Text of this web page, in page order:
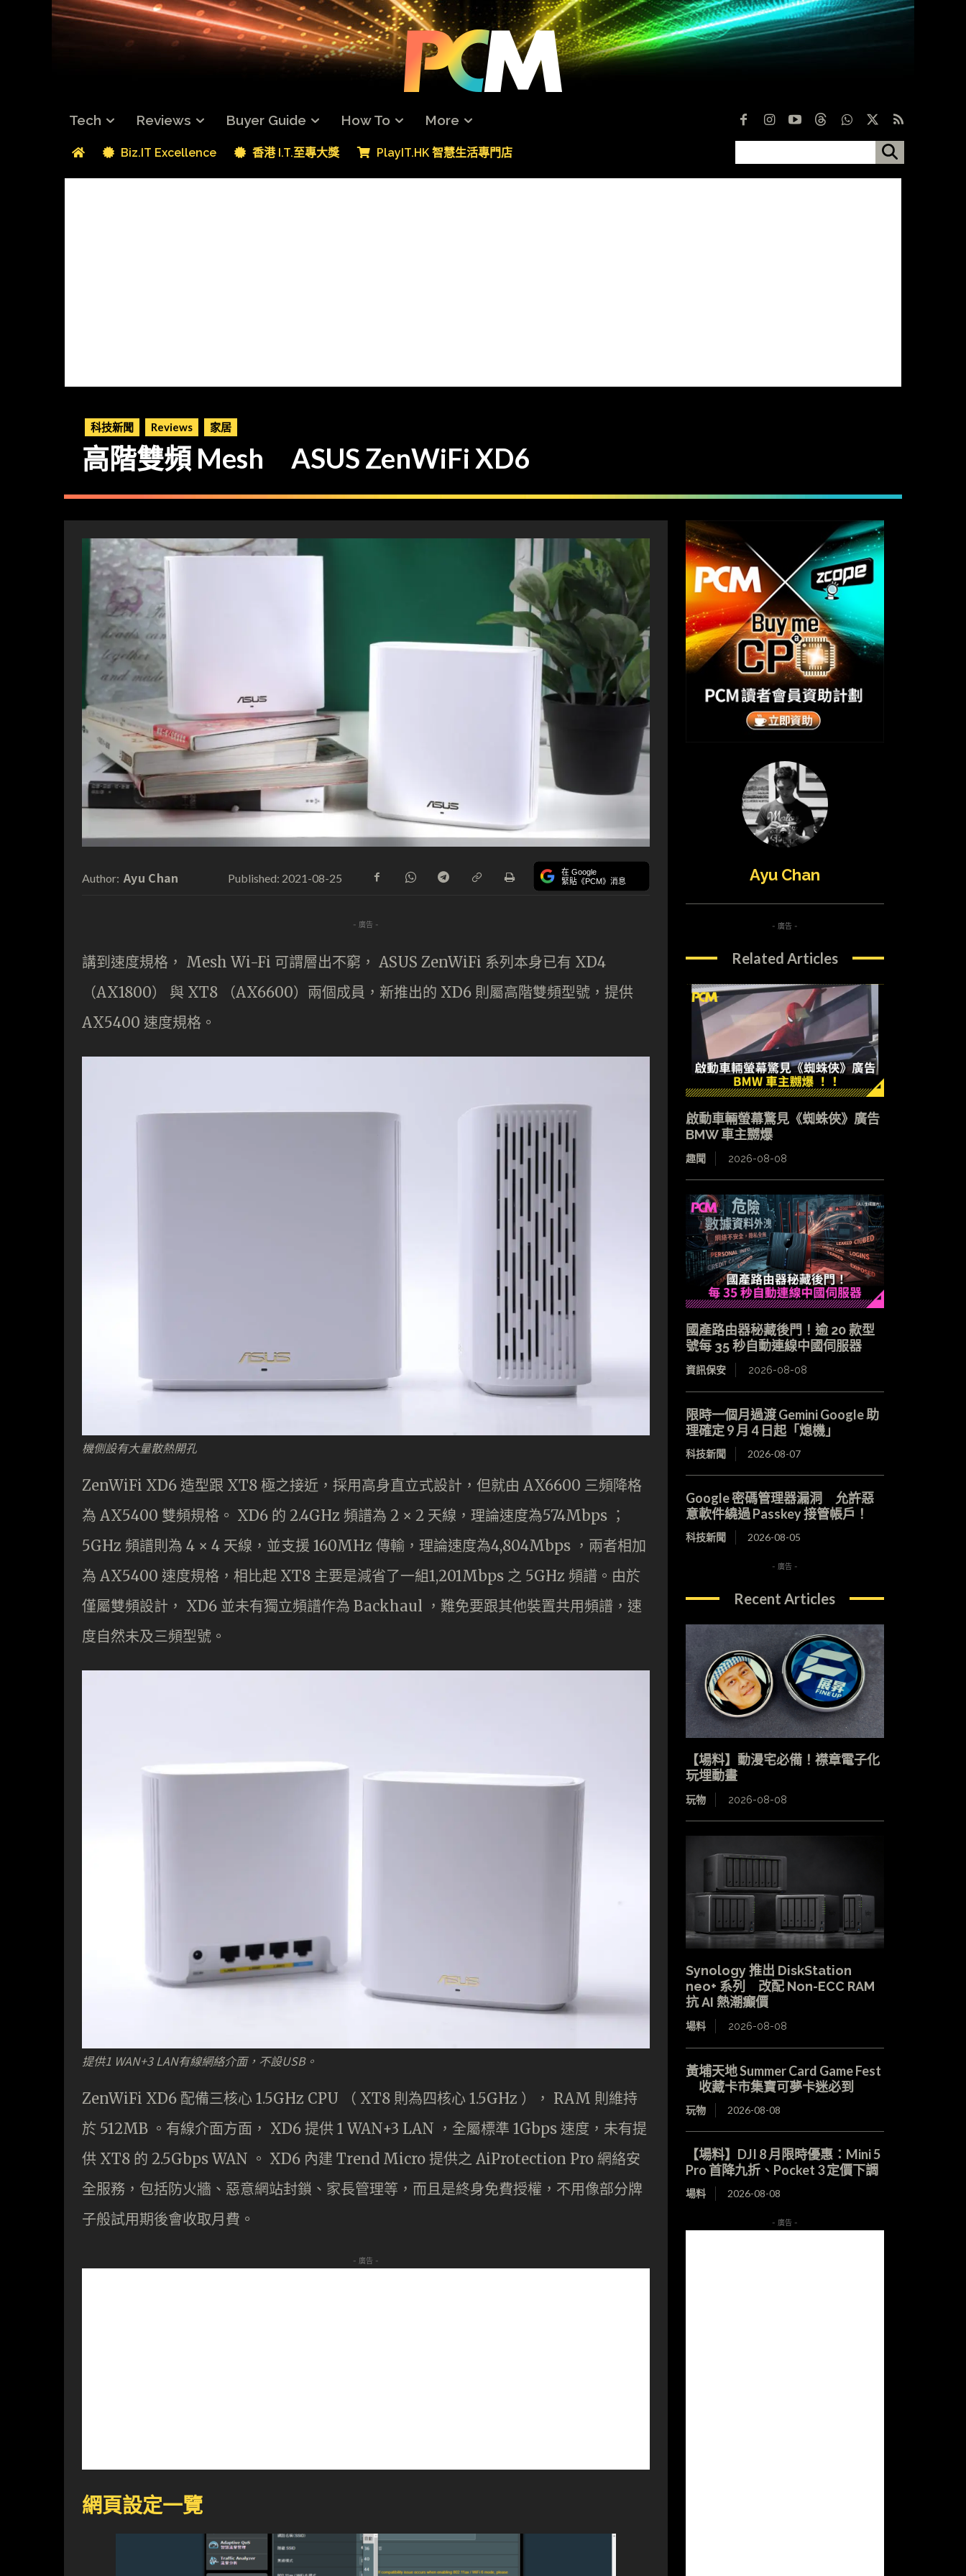
Tech Reviews Buyer Guide How To More
Biz.IT Excellence 香港 I.T.至專大獎 PlayIT.HK 智慧生活專門店
科技新聞 Reviews 家居
高階雙頻 Mesh ASUS ZenWiFi XD6
Author: Ayu Chan Published: 2021-08-25 在 Google
緊貼《PCM》消息
- 廣告 -
講到速度規格， Mesh Wi-Fi 可謂層出不窮， ASUS ZenWiFi 系列本身已有 XD4
（AX1800） 與 XT8 （AX6600）兩個成員，新推出的 XD6 則屬高階雙頻型號，提供
AX5400 速度規格。
機側設有大量散熱開孔
ZenWiFi XD6 造型跟 XT8 極之接近，採用高身直立式設計，但就由 AX6600 三頻降格
為 AX5400 雙頻規格。 XD6 的 2.4GHz 頻譜為 2 × 2 天線，理論速度為574Mbps ；
5GHz 頻譜則為 4 × 4 天線，並支援 160MHz 傳輸，理論速度為4,804Mbps ，兩者相加
為 AX5400 速度規格，相比起 XT8 主要是減省了一組1,201Mbps 之 5GHz 頻譜。由於
僅屬雙頻設計， XD6 並未有獨立頻譜作為 Backhaul ，難免要跟其他裝置共用頻譜，速
度自然未及三頻型號。
提供1 WAN+3 LAN有線網絡介面，不設USB。
ZenWiFi XD6 配備三核心 1.5GHz CPU （ XT8 則為四核心 1.5GHz ）， RAM 則維持
於 512MB 。有線介面方面， XD6 提供 1 WAN+3 LAN ，全屬標準 1Gbps 速度，未有提
供 XT8 的 2.5Gbps WAN 。 XD6 內建 Trend Micro 提供之 AiProtection Pro 網絡安
全服務，包括防火牆、惡意網站封鎖、家長管理等，而且是終身免費授權，不用像部分牌
子般試用期後會收取月費。
- 廣告 -
網頁設定一覽
Ayu Chan
- 廣告 -
Related Articles
啟動車輛螢幕驚見《蜘蛛俠》廣告
BMW 車主嬲爆
趣聞 2026-08-08
國產路由器秘藏後門！逾 20 款型
號每 35 秒自動連線中國伺服器
資訊保安 2026-08-08
限時一個月過渡 Gemini Google 助
理確定 9 月 4 日起「熄機」
科技新聞 2026-08-07
Google 密碼管理器漏洞 允許惡
意軟件繞過 Passkey 接管帳戶！
科技新聞 2026-08-05
- 廣告 -
Recent Articles
【場料】動漫宅必備！襟章電子化
玩埋動畫
玩物 2026-08-08
Synology 推出 DiskStation
neo+ 系列 改配 Non-ECC RAM
抗 AI 熱潮癲價
場料 2026-08-08
黃埔天地 Summer Card Game Fest
收藏卡市集寶可夢卡迷必到
玩物 2026-08-08
【場料】DJI 8 月限時優惠：Mini 5
Pro 首降九折、Pocket 3 定價下調
場料 2026-08-08
- 廣告 -